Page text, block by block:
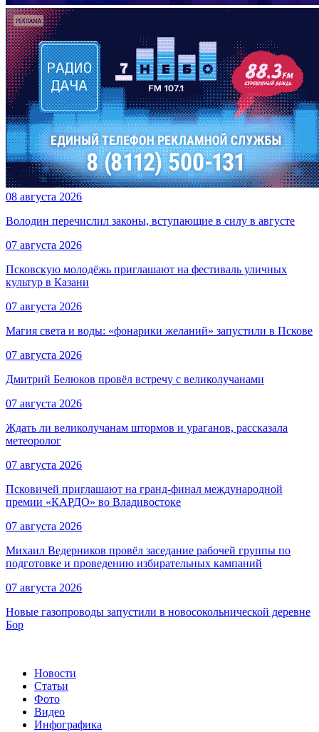
08 августа 2026
Володин перечислил законы, вступающие в силу в августе
07 августа 2026
Псковскую молодёжь приглашают на фестиваль уличных
культур в Казани
07 августа 2026
Магия света и воды: «фонарики желаний» запустили в Пскове
07 августа 2026
Дмитрий Белюков провёл встречу с великолучанами
07 августа 2026
Ждать ли великолучанам штормов и ураганов, рассказала
метеоролог
07 августа 2026
Псковичей приглашают на гранд‑финал международной
премии «КАРДО» во Владивостоке
07 августа 2026
Михаил Ведерников провёл заседание рабочей группы по
подготовке и проведению избирательных кампаний
07 августа 2026
Новые газопроводы запустили в новосокольнической деревне
Бор
Новости
Статьи
Фото
Видео
Инфографика